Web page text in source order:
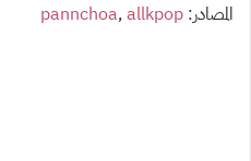
المصادر: pannchoa, allkpop